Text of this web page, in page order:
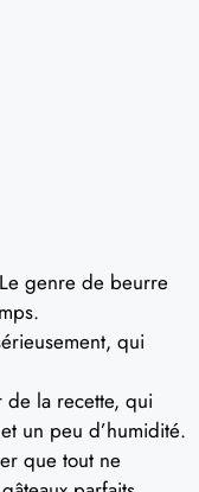
genre de beurre
qui
de la recette, qui
un peu d’humidité.
que tout ne